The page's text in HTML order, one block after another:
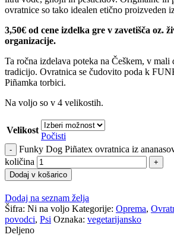
ovratnice so tako idealen etično proizveden
3,50€ od cene izdelka gre v zavetišča oz.
organizacije.
Ta ročna izdelava poteka na Češkem, v
tradicijo. Ovratnica se čudovito poda k
Piñamka torbici.
Na voljo so v 4 velikostih.
Velikost
Počisti
Funky Dog Piñatex ovratnica iz
količina
Dodaj v košarico
Dodaj na seznam želja
Šifra: Ni na voljo Kategorije: Oprema,
povodci, Psi Oznaka: vegetarijansko
Deljeno